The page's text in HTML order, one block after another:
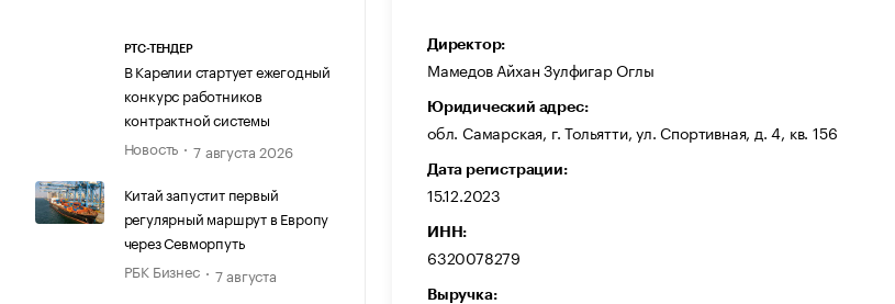
РТС-ТЕНДЕР
В Карелии стартует ежегодный
конкурс работников
контрактной системы
Новость
7 августа 2026
Китай запустит первый
регулярный маршрут в Европу
через Севморпуть
РБК Бизнес
7 августа
Директор:
Мамедов Айхан Зулфигар Оглы
Юридический адрес:
обл. Самарская, г. Тольятти, ул. Спортивная, д. 4, кв. 156
Дата регистрации:
15.12.2023
ИНН:
6320078279
Выручка: